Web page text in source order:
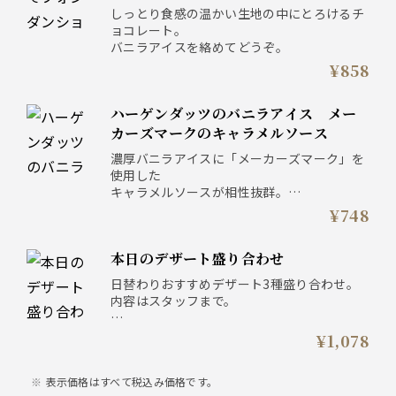
しっとり食感の温かい生地の中にとろけるチ
ョコレート。
バニラアイスを絡めてどうぞ。
¥858
ハーゲンダッツのバニラアイス メー
カーズマークのキャラメルソース
濃厚バニラアイスに「メーカーズマーク」を
使用した
キャラメルソースが相性抜群。
¥748
本日のデザート盛り合わせ
日替わりおすすめデザート3種盛り合わせ。
内容はスタッフまで。
¥1,078
表示価格はすべて税込み価格です。